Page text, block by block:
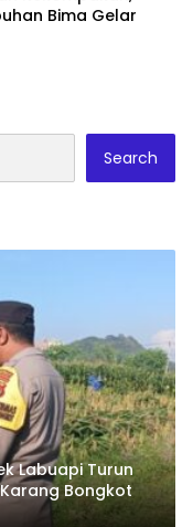
Bima Gelar
Search
Labuapi Turun
Bongkot